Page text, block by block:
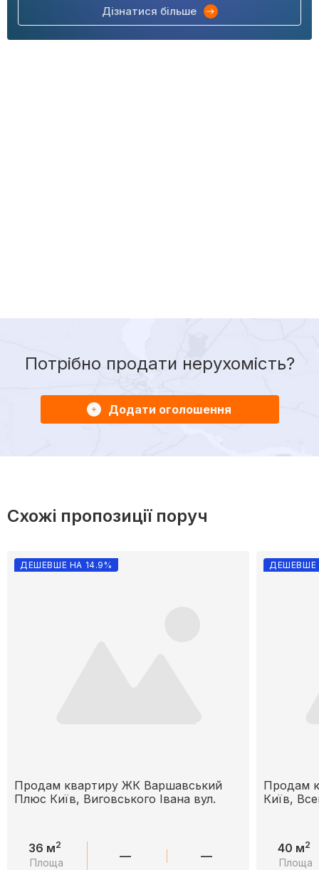
Дізнатися більше
Потрібно продати нерухомість?
Додати оголошення
Схожі пропозиції поруч
ДЕШЕВШЕ НА 14.9%
Продам квартиру ЖК Варшавський
Плюс Київ, Виговського Івана вул.
36 м2
Площа — —
ДЕШЕВШЕ
Продам
Київ,
40 м2
Площа